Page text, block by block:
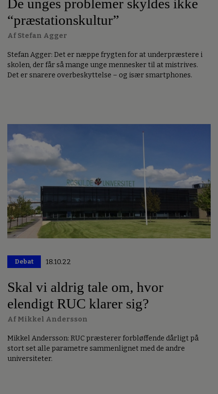
De unges problemer skyldes ikke
“præstationskultur”
Af Stefan Agger
Stefan Agger: Det er næppe frygten for at underpræstere i
skolen, der får så mange unge mennesker til at mistrives.
Det er snarere overbeskyttelse – og især smartphones.
Debat 18.10.22
Skal vi aldrig tale om, hvor
elendigt RUC klarer sig?
Af Mikkel Andersson
Mikkel Andersson: RUC præsterer forbløffende dårligt på
stort set alle parametre sammenlignet med de andre
universiteter.